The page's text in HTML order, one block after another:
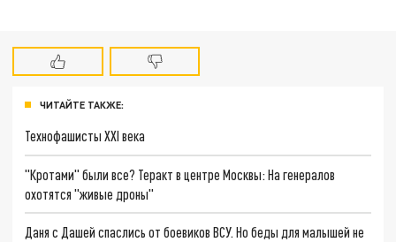
ЧИТАЙТЕ ТАКЖЕ:
Технофашисты XXI века
"Кротами" были все? Теракт в центре Москвы: На генералов
охотятся "живые дроны"
Даня с Дашей спаслись от боевиков ВСУ. Но беды для малышей не